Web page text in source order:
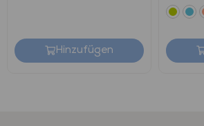
Ürünü kullanmadan önce uyarıları
Ürünün, tüm paketleme
Hinzufügen